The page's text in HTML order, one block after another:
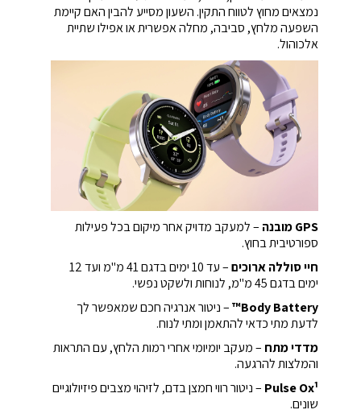
נמצאים מחוץ לטווח התקין. השעון מסייע להבין האם קיימת
השפעה מלחץ, סביבה, מחלה אפשרית או אפילו שתיית
אלכוהול.
GPS מובנה
– למעקב מדויק אחר מיקום בכל פעילות
ספורטיבית בחוץ.
חיי סוללה ארוכים
– עד 10 ימים בדגם 41 מ"מ ועד 12
ימים בדגם 45 מ"מ, לנוחות ולשקט נפשי.
Body Battery™
– ניטור אנרגיה חכם שמאפשר לך
לדעת מתי כדאי להתאמן ומתי לנוח.
מדדי מתח – מעקב יומיומי אחרי רמות הלחץ, עם התראות
והמלצות להרגעה.
Pulse Ox¹ – ניטור רווי חמצן בדם, לזיהוי מצבים פיזיולוגיים
שונים.